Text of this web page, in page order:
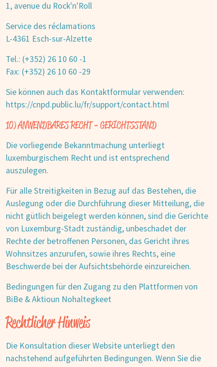
1, avenue du Rock'n'Roll
Service des réclamations
L-4361 Esch-sur-Alzette
Tel.: (+352) 26 10 60 -1
Fax: (+352) 26 10 60 -29
Sie können auch das Kontaktformular verwenden:
https://cnpd.public.lu/fr/support/contact.html
10) ANWENDBARES RECHT - GERICHTSSTAND
Die vorliegende Bekanntmachung unterliegt
luxemburgischem Recht und ist entsprechend
auszulegen.
Für alle Streitigkeiten in Bezug auf das Bestehen, die
Auslegung oder die Durchführung dieser Mitteilung, die
nicht gütlich beigelegt werden können, sind die Gerichte
von Luxemburg-Stadt zuständig, unbeschadet der
Rechte der betroffenen Personen, das Gericht ihres
Wohnsitzes anzurufen, sowie ihres Rechts, eine
Beschwerde bei der Aufsichtsbehörde einzureichen.
Bedingungen für den Zugang zu den Plattformen von
BiBe & Aktioun Nohaltegkeet
Rechtlicher Hinweis
Die Konsultation dieser Website unterliegt den
nachstehend aufgeführten Bedingungen. Wenn Sie die